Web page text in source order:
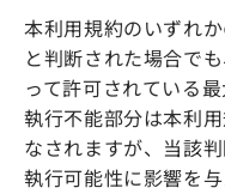
本利用規約のいずれ
と判断された場合で
って許可されている
執行不能部分は本利
なされますが、当該
執行可能性に影響を与